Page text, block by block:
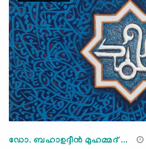
ഡോ. ബഹാഉദ്ദീന്‍ മുഹമ്മദ് ...